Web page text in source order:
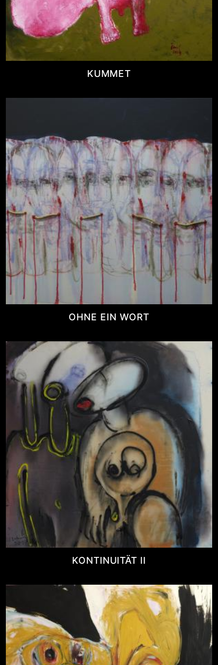
KUMMET
OHNE EIN WORT
KONTINUITÄT II